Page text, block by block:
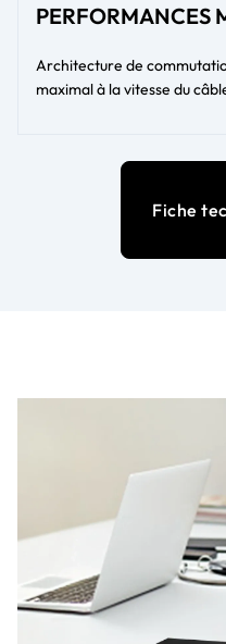
PERFORMANCES
Architecture de
maximal à la vitesse du
Fiche